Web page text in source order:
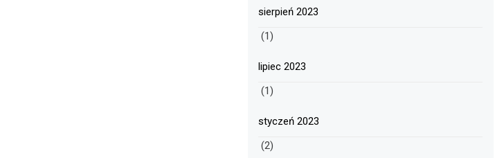
sierpień 2023
(1)
lipiec 2023
(1)
styczeń 2023
(2)